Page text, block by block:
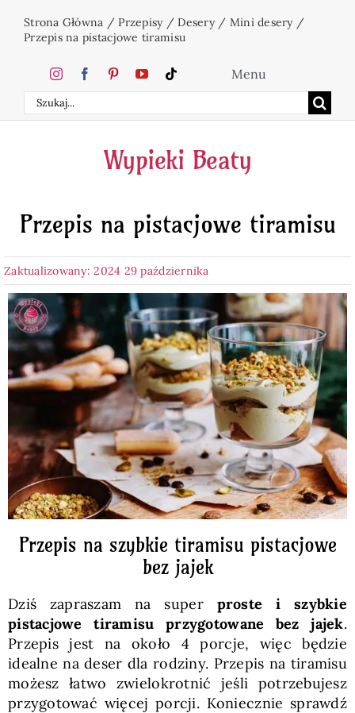
zawartości
Strona Główna /Przepisy/Desery/ Mini desery/
Przepis na pistacjowe tiramisu
Szukaj
Menu
Home
Ciasta
Desery
Napoje
Pieczywo
Przetwory
Posiłki
Zdrowo i fit
SKLEP
Polski
Wypieki Beaty
Przepis na pistacjowe tiramisu
Zaktualizowany: 2024 29 października
Przepis na szybkie tiramisu pistacjowe
bez jajek
Dziś zapraszam na super proste i szybkie
pistacjowe tiramisu przygotowane bez jajek.
Przepis jest na około 4 porcje, więc będzie
idealne na deser dla rodziny. Przepis na tiramisu
możesz łatwo zwielokrotnić jeśli potrzebujesz
przygotować więcej porcji. Koniecznie sprawdź